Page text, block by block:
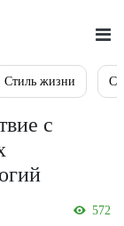
Стиль жизни
с
572